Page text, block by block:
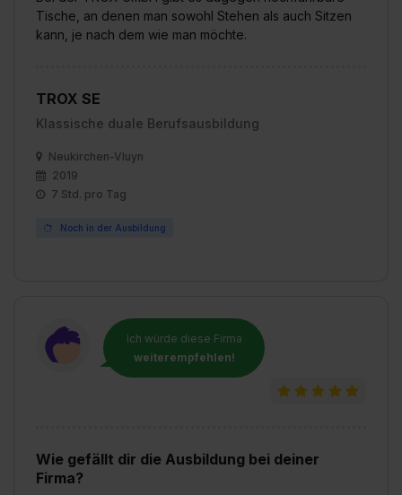
Tische, an denen man sowohl Stehen als auch Sitzen
kann, je nach dem wie man möchte.
TROX SE
Klassische duale Berufsausbildung
Neukirchen-Vluyn
2019
7 Std. pro Tag
Noch in der Ausbildung
Ich würde diese Firma
weiterempfehlen!
Wie gefällt dir die Ausbildung bei deiner
Firma?